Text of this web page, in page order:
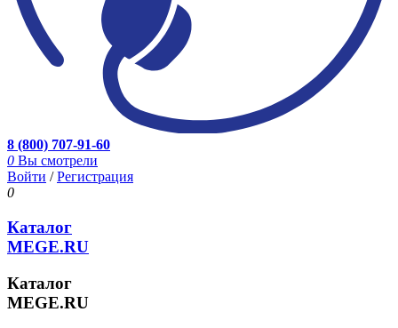
8 (800) 707-91-60
0 Вы смотрели
Войти /Регистрация
0
Каталог
MEGE.RU
Каталог
MEGE.RU